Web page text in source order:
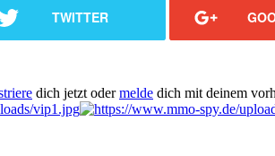
TWITTER
dich jetzt odermelde dich mit deinem